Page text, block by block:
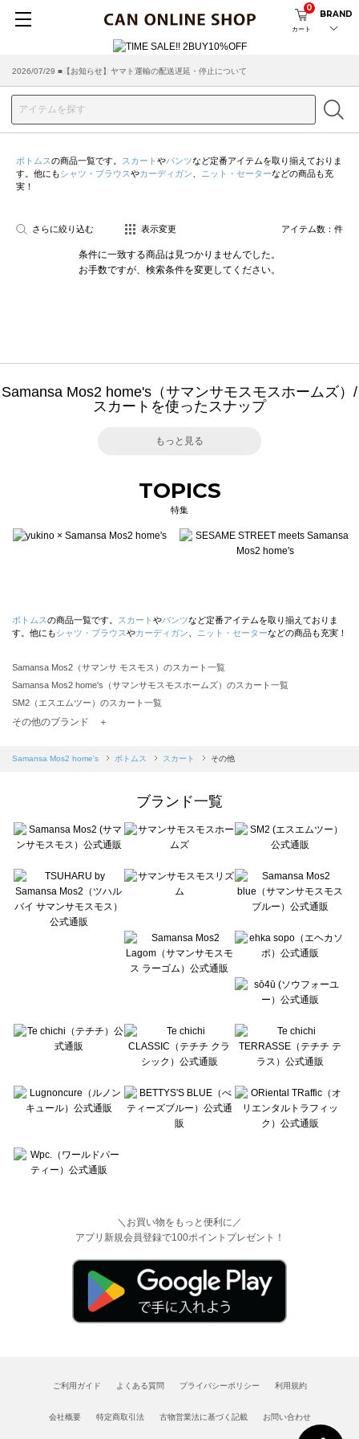
カート
0
BRAND
2026/07/29 ■【お知らせ】ヤマト運輸の配送遅延・停止について
2026/03/18 ■店舗受け取りサービスのご案内
ボトムスの商品一覧です。 スカート やパンツなど定番アイテムを取り揃えておりま
す。他にもシャツ・ブラウスやカーディガン ニット・セーターなどの商品も充
実！
さらに絞り込む 表示変更 アイテム数： 件
条件に一致する商品は見つかりませんでした。
お手数ですが、検索条件を変更してください。
Samansa Mos2 home's（サマンサモスモスホームズ）/
スカートを使ったスナップ
もっと見る
TOPICS
特集
ボトムスの商品一覧です。 スカート やパンツなど定番アイテムを取り揃えておりま
す。他にもシャツ・ブラウスやカーディガン ニット・セーターなどの商品も充実！
Samansa Mos2（サマンサ モスモス）のスカート一覧
Samansa Mos2 home's（サマンサモスモスホームズ）のスカート一覧
SM2（エスエムツー）のスカート一覧
TSUHARU by Samansa Mos2（ツハルバイサマンサモスモス）のスカート一覧
Samansa Mos2 blue（サマンサモスモス ブルー）のスカート一覧
sō4ū（ソウフォーユー）のスカート一覧
Te chichi（テチチ）のスカート一覧
Te chichi CLASSIC（テチチ クラシック）のスカート一覧
Lugnoncure（ルノンキュール）のスカート一覧
BETTY'S BLUE（べティーズブルー）のスカート一覧
Wpc.（ワールドパーティー）のスカート一覧
その他のブランド ＋
Samansa Mos2 home's ボトムス スカート その他
ブランド一覧
＼お買い物をもっと便利に／
アプリ新規会員登録で100ポイントプレゼント！
ご利用ガイド よくある質問 プライバシーポリシー 利用規約
会社概要 特定商取引法 古物営業法に基づく記載 お問い合わせ